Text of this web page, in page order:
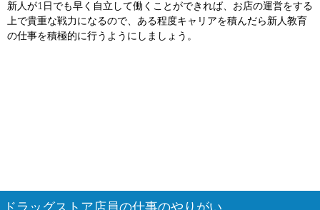
新人が1日でも早く自立して働くことができれば、お店の運営をする
上で貴重な戦力になるので、ある程度キャリアを積んだら新人教育
の仕事を積極的に行うようにしましょう。